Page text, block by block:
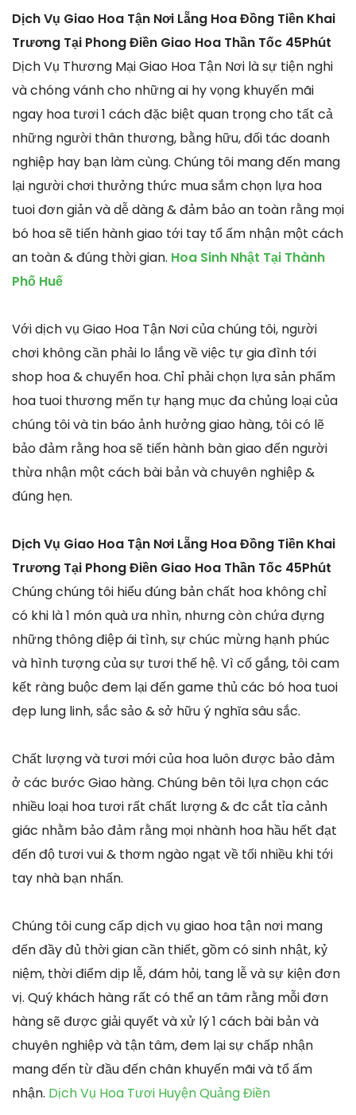
Dịch Vụ Giao Hoa Tận Nơi Lẵng Hoa Đồng Tiền Khai
Trương Tại Phong Điền Giao Hoa Thần Tốc 45Phút
Dịch Vụ Thương Mại Giao Hoa Tận Nơi là sự tiện nghi
và chóng vánh cho những ai hy vọng khuyến mãi
ngay hoa tươi 1 cách đặc biệt quan trọng cho tất cả
những người thân thương, bằng hữu, đối tác doanh
nghiệp hay bạn làm cùng. Chúng tôi mang đến mang
lại người chơi thưởng thức mua sắm chọn lựa hoa
tuoi đơn giản và dễ dàng & đảm bảo an toàn rằng mọi
bó hoa sẽ tiến hành giao tới tay tổ ấm nhận một cách
an toàn & đúng thời gian. Hoa Sinh Nhật Tại Thành
Phố Huế
Với dịch vụ Giao Hoa Tận Nơi của chúng tôi, người
chơi không cần phải lo lắng về việc tự gia đình tới
shop hoa & chuyển hoa. Chỉ phải chọn lựa sản phẩm
hoa tuoi thương mến tự hạng mục đa chủng loại của
chúng tôi và tin báo ảnh hưởng giao hàng, tôi có lẽ
bảo đảm rằng hoa sẽ tiến hành bàn giao đến người
thừa nhận một cách bài bản và chuyên nghiệp &
đúng hẹn.
Dịch Vụ Giao Hoa Tận Nơi Lẵng Hoa Đồng Tiền Khai
Trương Tại Phong Điền Giao Hoa Thần Tốc 45Phút
Chúng chúng tôi hiểu đúng bản chất hoa không chỉ
có khi là 1 món quà ưa nhìn, nhưng còn chứa đựng
những thông điệp ái tình, sự chúc mừng hạnh phúc
và hình tượng của sự tươi thế hệ. Vì cố gắng, tôi cam
kết ràng buộc đem lại đến game thủ các bó hoa tuoi
đẹp lung linh, sắc sảo & sở hữu ý nghĩa sâu sắc.
Chất lượng và tươi mới của hoa luôn được bảo đảm
ở các bước Giao hàng. Chúng bên tôi lựa chọn các
nhiều loại hoa tươi rất chất lượng & đc cắt tỉa cảnh
giác nhằm bảo đảm rằng mọi nhành hoa hầu hết đạt
đến độ tươi vui & thơm ngào ngạt về tối nhiều khi tới
tay nhà bạn nhấn.
Chúng tôi cung cấp dịch vụ giao hoa tận nơi mang
đến đầy đủ thời gian cần thiết, gồm có sinh nhật, kỷ
niệm, thời điểm dịp lễ, đám hỏi, tang lễ và sự kiện đơn
vị. Quý khách hàng rất có thể an tâm rằng mỗi đơn
hàng sẽ được giải quyết và xử lý 1 cách bài bản và
chuyên nghiệp và tận tâm, đem lại sự chấp nhận
mang đến từ đầu đến chân khuyến mãi và tổ ấm
nhận. Dịch Vụ Hoa Tươi Huyện Quảng Điền